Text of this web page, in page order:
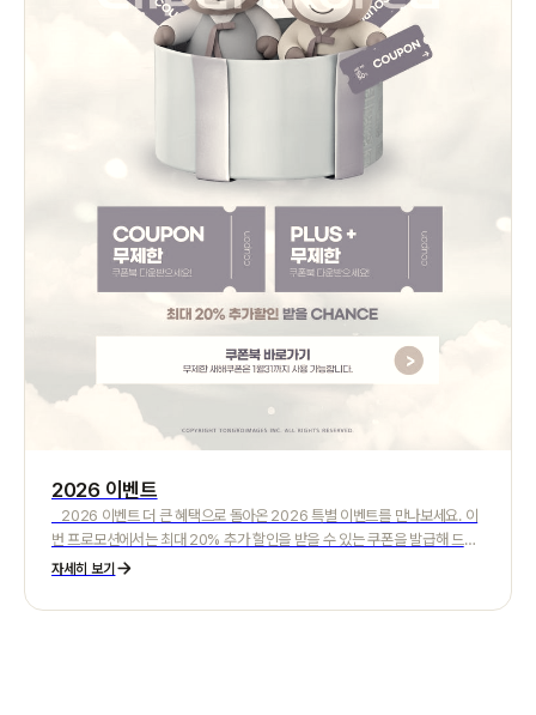
2026 이벤트
2026 이벤트 더 큰 혜택으로 돌아온 2026 특별 이벤트를 만나보세요. 이
번 프로모션에서는 최대 20% 추가 할인을 받을 수 있는 쿠폰을 발급해 드립
니다. 기존 할인 상품에 더해 추가 할인 혜택까지 적용 가능하여, 더욱 합리적
장바구니에 담아 두었던 아이템을 이번 기회에 알뜰하게 만나보세요. 쿠폰은
자세히 보기